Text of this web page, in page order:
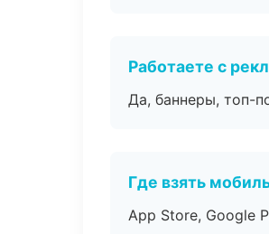
Работаете с
Да, баннеры, топ-
Где взять
App Store, Google